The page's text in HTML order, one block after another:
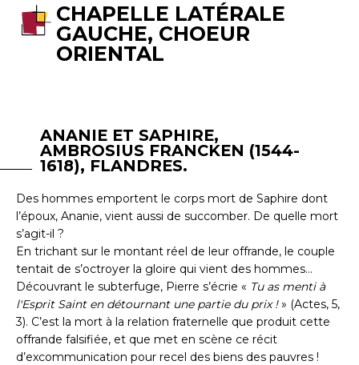
CHAPELLE LATÉRALE
GAUCHE, CHOEUR
ORIENTAL
ANANIE ET SAPHIRE,
AMBROSIUS FRANCKEN (1544-
1618), FLANDRES.
Des hommes emportent le corps mort de Saphire dont
l’époux, Ananie, vient aussi de succomber. De quelle mort
s’agit-il ?
En trichant sur le montant réel de leur offrande, le couple
tentait de s’octroyer la gloire qui vient des hommes…
Découvrant le subterfuge, Pierre s’écrie « Tu as menti à
l'Esprit Saint en détournant une partie du prix !» (Actes, 5,
3). C’est la mort à la relation fraternelle que produit cette
offrande falsifiée, et que met en scène ce récit
d’excommunication pour recel des biens des pauvres !